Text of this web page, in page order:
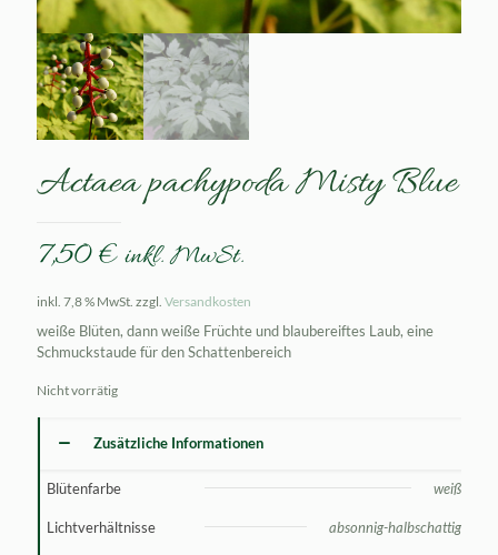
Actaea pachypoda Misty Blue
7,50€ inkl. MwSt.
inkl. 7,8 % MwSt. zzgl. Versandkosten
weiße Blüten, dann weiße Früchte und blaubereiftes Laub, eine
Schmuckstaude für den Schattenbereich
Nicht vorrätig
Zusätzliche Informationen
Blütenfarbe weiß
Lichtverhältnisse absonnig-halbschattig